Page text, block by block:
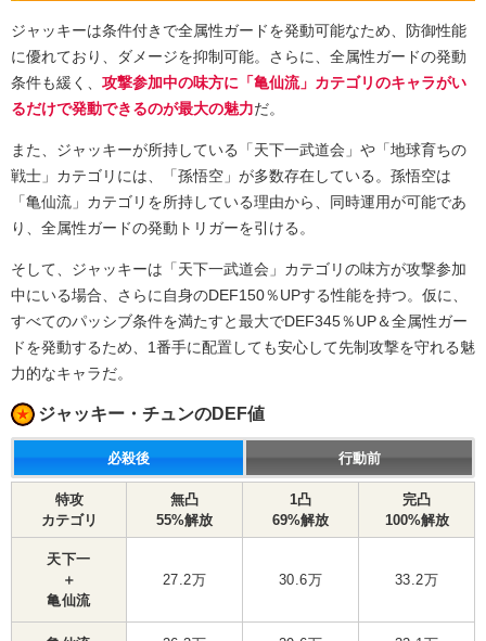
ジャッキーは条件付きで全属性ガードを発動可能なため、防御性能
に優れており、ダメージを抑制可能。さらに、全属性ガードの発動
条件も緩く、 攻撃参加中の味方に「亀仙流」カテゴリのキャラがい
るだけで発動できるのが最大の魅力だ。
また、ジャッキーが所持している「天下一武道会」や「地球育ちの
戦士」カテゴリには、「孫悟空」が多数存在している。孫悟空は
「亀仙流」カテゴリを所持している理由から、同時運用が可能であ
り、全属性ガードの発動トリガーを引ける。
そして、ジャッキーは「天下一武道会」カテゴリの味方が攻撃参加
中にいる場合、さらに自身のDEF150％UPする性能を持つ。仮に、
すべてのパッシブ条件を満たすと最大でDEF345％UP＆全属性ガー
ドを発動するため、1番手に配置しても安心して先制攻撃を守れる魅
力的なキャラだ。
ジャッキー・チュンのDEF値
必殺後 行動前
特攻
カテゴリ
無凸
55%解放
1凸
69%解放
完凸
100%解放
天下一
＋
亀仙流
27.2万 30.6万 33.2万